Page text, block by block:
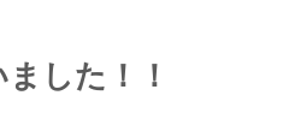
した！！